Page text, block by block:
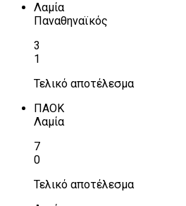
Λαμία
Παναθηναϊκός
3
1
Τελικό αποτέλεσμα
ΠΑΟΚ
Λαμία
7
0
Τελικό αποτέλεσμα